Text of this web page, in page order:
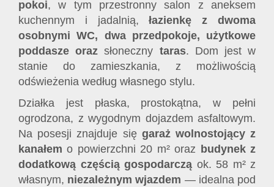
pokoi, w tym przestronny salon z aneksem
kuchennym i jadalnią,łazienkę z dwoma
osobnymi WC, dwa przedpokoje, użytkowe
poddasze orazsłoneczny taras. Dom jest w
stanie do zamieszkania, z możliwością
odświeżenia według własnego stylu.
Działka jest płaska, prostokątna, w pełni
ogrodzona, z wygodnym dojazdem asfaltowym.
Na posesji znajduje się garaż wolnostojący z
kanałemo powierzchni 20 m² oraz budynek z
dodatkową częścią gospodarczą ok. 58 m² z
własnym, niezależnym wjazdem — idealna pod